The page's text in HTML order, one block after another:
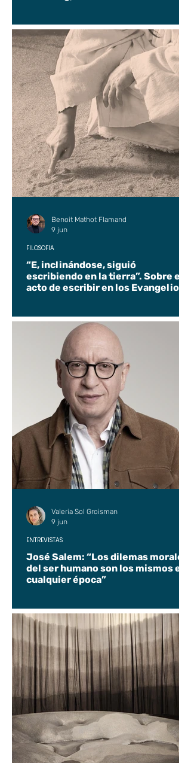
“E, inclinándose, siguió
escribiendo en la tierra”. Sobre el
acto de escribir en los Evangelios.
FILOSOFÍA
Benoit Mathot Flamand
9 jun
José Salem: “Los dilemas morales
del ser humano son los mismos en
cualquier época”
ENTREVISTAS
Valeria Sol Groisman
9 jun